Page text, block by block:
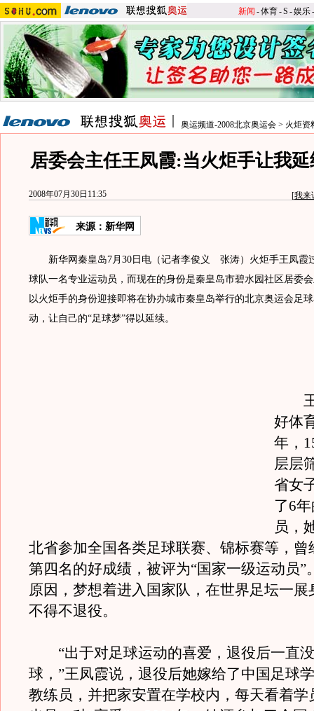
新闻 -体育-S -娱乐-
奥运频道-2008北京奥运会 > 火炬资
居委会主任王凤霞:当火炬手让我延
2008年07月30日11:35 [我来
来源：新华网
新华网秦皇岛7月30日电（记者李俊义 张涛）火炬手王凤霞
球队一名专业运动员，而现在的身份是秦皇岛市碧水园社区居委
以火炬手的身份迎接即将在协办城市秦皇岛举行的北京奥运会足
动，让自己的“足球梦”得以延续。
王
好体
年，
层层
省女
了6
员，
北省参加全国各类足球联赛、锦标赛等，曾
第四名的好成绩，被评为“国家一级运动员”
原因，梦想着进入国家队，在世界足坛一展
不得不退役。
“出于对足球运动的喜爱，退役后一直
球，”王凤霞说，退役后她嫁给了中国足球
教练员，并把家安置在学校内，每天看着学